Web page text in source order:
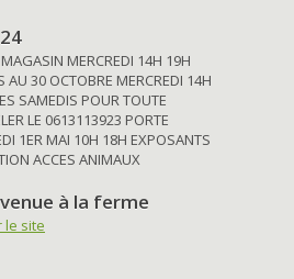
MERCREDI 14H 19H
AU 30 OCTOBRE MERCREDI 14H
SAMEDIS POUR TOUTE
LE 0613113923 PORTE
1ER MAI 10H 18H EXPOSANTS
ACCES ANIMAUX
à la ferme
le site